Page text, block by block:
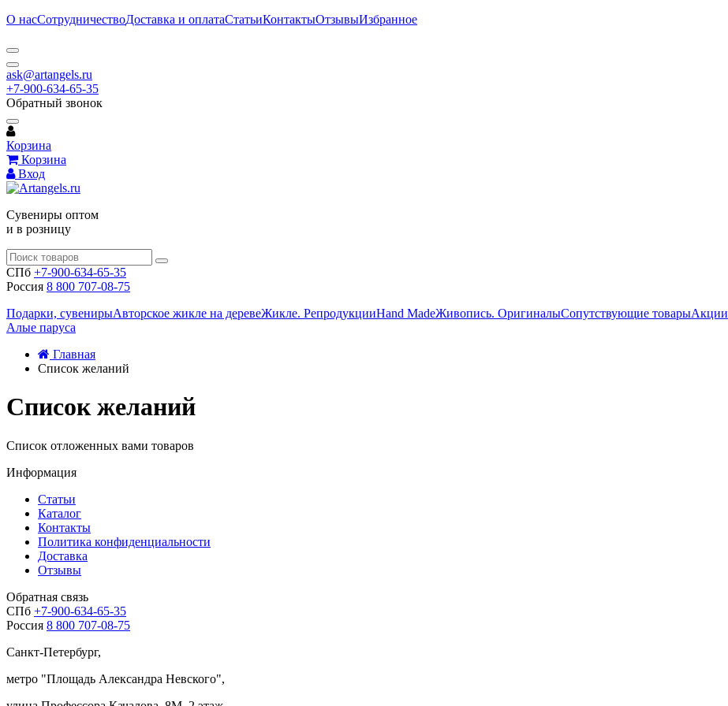
О насСотрудничествоДоставка и оплатаСтатьиКонтактыОтзывыИзбранное
ask@artangels.ru
+7-900-634-65-35
Обратный звонок
Корзина
Корзина
Вход
Сувениры оптом
и в розницу
СПб +7-900-634-65-35
Россия 8 800 707-08-75
Подарки, сувенирыАвторское жикле на деревеЖикле. РепродукцииHand MadeЖивопись. ОригиналыСопутствующие товарыАкции
Алые паруса
Главная
Список желаний
Список желаний
Список отложенных вами товаров
Информация
Статьи
Каталог
Контакты
Политика конфиденциальности
Доставка
Отзывы
Обратная связь
СПб +7-900-634-65-35
Россия 8 800 707-08-75
Санкт-Петербург,
метро "Площадь Александра Невского",